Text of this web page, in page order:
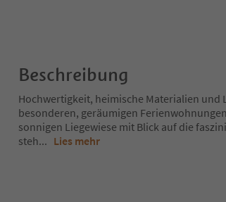
Beschreibung
Hochwertigkeit, heimische Materialien und
besonderen, geräumigen
sonnigen Liegewiese mit Blick auf die
steh... Lies mehr